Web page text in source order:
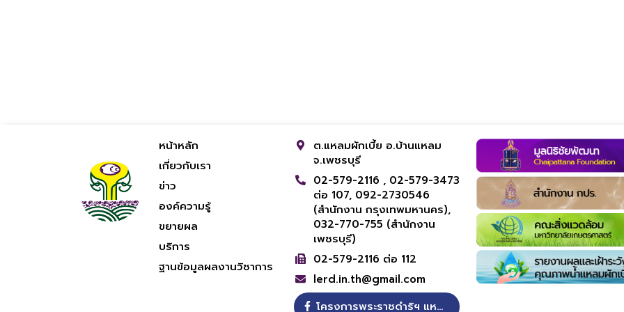
หน้าหลัก
เกี่ยวกับเรา
ข่าว
องค์ความรู้
ขยายผล
บริการ
ฐานข้อมูลผลงานวิชาการ
ต.แหลมผักเบี้ย อ.บ้านแหลม
จ.เพชรบุรี
02-579-2116 , 02-579-3473
ต่อ 107, 092-2730546
(สำนักงาน กรุงเทพมหานคร),
032-770-755 (สำนักงาน
เพชรบุรี)
02-579-2116 ต่อ 112
lerd.in.th@gmail.com
โครงการพระราชดำริฯ แหลมผักเบี้ย